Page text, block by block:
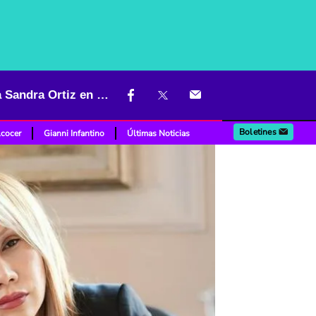
Otro funcionario de Petro que la sacó barata: ordenan libertad para Sandra Ortiz en caso de la UNGRD
Gianni Infantino Últimas Noticias Boletines